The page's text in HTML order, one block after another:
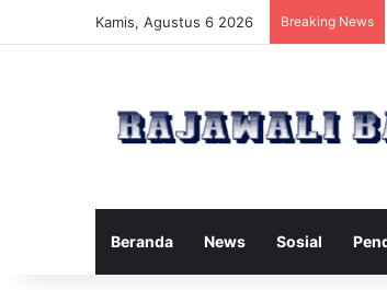
Kamis, Agustus 6 2026 Breaking News
Beranda News Sosial